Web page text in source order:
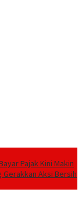
Pajak Kini Makin
Gerakkan Aksi Bersih